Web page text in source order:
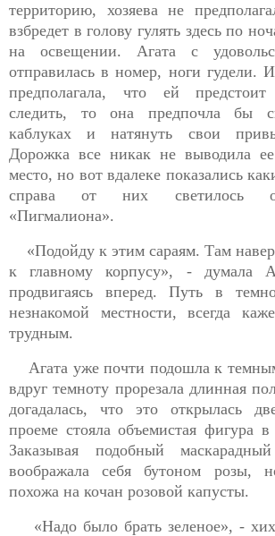
территорию, хозяева не
взбредет в голову гулять здесь по
на освещении. Агата с
отправилась в номер, ноги гудели.
предполагала, что ей
следить, то она предпочла бы
каблуках и натянуть свои
Дорожка все никак не выводила
место, но вот вдалеке показались
справа от них светилось
«Пигмалиона».
«Подойду к этим сараям. Там
к главному корпусу», - думала
продвигаясь вперед. Путь в
незнакомой местности, всегда
трудным.
Агата уже почти подошла к
вдруг темноту прорезала длинная
догадалась, что это открылась
проеме стояла объемистая фигура в
Заказывая подобный
воображала себя бутоном розы,
похожа на кочан розовой капусты.
«Надо было брать зеленое», -